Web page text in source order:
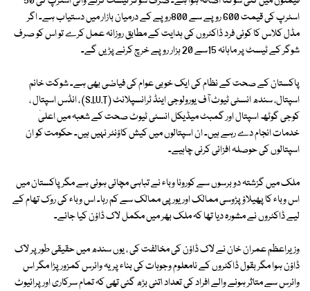
اسٹرپ کی قیمت 600 روپے سے 800روپے کے درمیان بازار میں دستیاب ہے۔ اگر
مڈل کلاس کا کوئی فرد ڈاکٹروں کی ہدایت کے مطابق روزانہ عمل کرے تو اس کو صرف
شوگر کے ٹیسٹ پر ماہانہ 15سے 20 ہزار روپے خرچ کرنے پڑیں گے۔
پاکستان کے صحت کے نظام کی ایک خوبی عوام کی فیاضی بھی ہے۔ شوکت خانم
اسپتال، سندھ انسٹی ٹیوٹ آف یورولوجی اینڈ ٹرانسپلانٹ (S.I.U.T) ، انڈس اسپتال ،
کوجی گوٹھ اسپتال اور گمبٹ میڈیکل انسٹی ٹیوٹ صحت کے شعبہ میں اعلیٰ
خدمات انجام دے رہے ہیں۔ ان اسپتالوں میں کیش کاؤنٹر نہیں ہیں۔ حکومت کو ان
اسپتالوں کی حوصلہ افزائی کرنی چاہیے۔
ملک میں گزشتہ دو برسوں سے کورونا وباء نے تباہی مچائی ہوئی ہے مگر پاکستان میں
اس وباء کا پھیلاؤ پڑوسی ممالک اور یورپی ممالک سے کم رہا۔ اس وباء کی روک تھام کے
لیے ڈاکٹروں نے مشورہ دیا تھا کہ ملک بھر میں مکمل لاک ڈاؤن کیا جائے۔
وزیراعظم عمران خان نے لاک ڈاؤن کی مخالفت کی ، یوں سندھ میں حقیقی طور پر لاک
ڈاؤن ہوا مگر بقول ڈاکٹروں کے نامعلوم وجوہات کی بناء پر یہ وائرس کمزور پڑا مگر اس
وائرس سے متاثر ہونے والے افراد کی تعداد اتنی بڑھ گئی تھی کہ تمام سرکاری اور پرائیوٹ